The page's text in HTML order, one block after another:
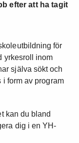
efter att ha tagit
för
yrkesroll inom
själva sökt och
form av program
kan du bland
dig i en YH-